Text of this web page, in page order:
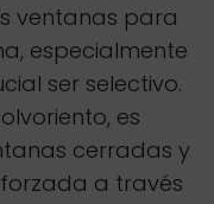
ventanas para
especialmente
ser selectivo.
es
cerradas y
a través